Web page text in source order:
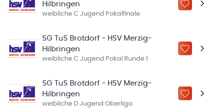
Hilbringen
weibliche C Jugend Pokalfinale
ZU „MEINE
SG TuS Brotdorf - HSV Merzig-
Hilbringen
weibliche C Jugend Pokal Runde 1
ZU „MEINE
SG TuS Brotdorf - HSV Merzig-
Hilbringen
weibliche D Jugend Oberliga
ZU „MEINE